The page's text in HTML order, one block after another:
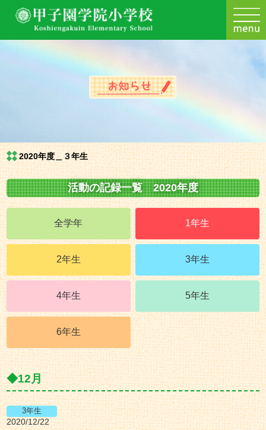
2020年度＿３年生
活動の記録一覧 2020年度
全学年 1年生
2年生 3年生
4年生 5年生
6年生
12月
2020/12/22